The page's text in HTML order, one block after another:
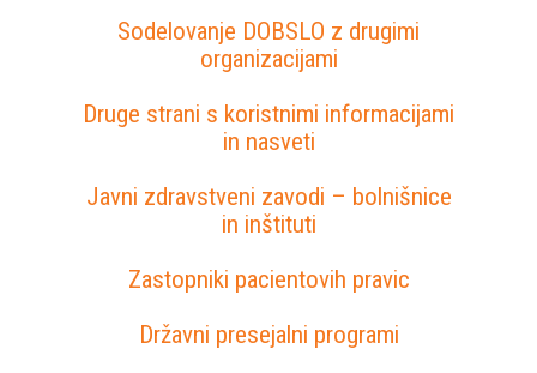
Sodelovanje DOBSLO z drugimi
organizacijami
Druge strani s koristnimi informacijami
in nasveti
Javni zdravstveni zavodi – bolnišnice
in inštituti
Zastopniki pacientovih pravic
Državni presejalni programi